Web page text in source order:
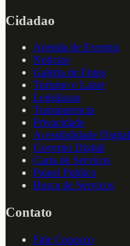
Cidadao
Agenda de Eventos
Noticias
Galeria de Fotos
Turismo e Lazer
Legislacao
Transparencia
Privacidade
Acessibilidade Digital
Governo Digital
Carta de Servicos
Painel Publico
Busca de Servicos
Contato
Fale Conosco